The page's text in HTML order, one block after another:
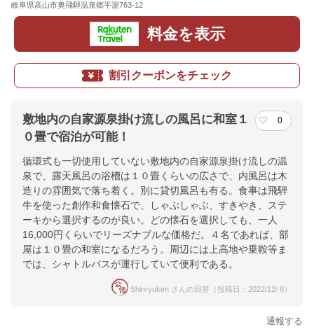
岐阜県高山市奥飛騨温泉郷平湯763-12
料金を表示
割引クーポンをチェック
敷地内の自家源泉掛け流しの風呂に和室１
０畳で宿泊が可能！
0
循環式も一切使用していない敷地内の自家源泉掛け流しの温
泉で、露天風呂の浴槽は１０畳くらいの広さで、内風呂は木
造りの雰囲気で落ち着く。別に貸切風呂も有る。食事は飛騨
牛を使った創作和食懐石で、しゃぶしゃぶ、すきやき、ステ
ーキから選択するのが良い。どの懐石を選択しても、一人
16,000円くらいでリーズナブルな価格だ。４名であれば、部
屋は１０畳の和室になるだろう。周辺には上高地や乗鞍等ま
では、シャトルバスが運行していて便利である。
Shinryuken さんの回答（投稿日：2022/12/ 6）
通報する